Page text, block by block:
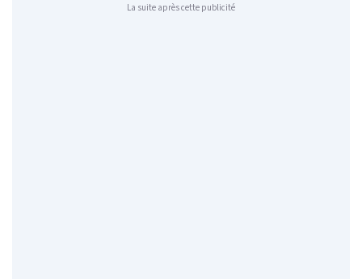
La suite après cette publicité